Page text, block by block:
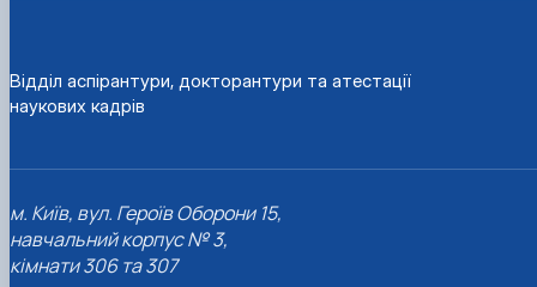
Відділ аспірантури, докторантури та атестації
наукових кадрів
м. Київ, вул. Героїв Оборони 15,
навчальний корпус № 3,
кімнати 306 та 307